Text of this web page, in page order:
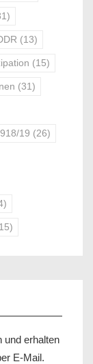
(13)
(15)
(31)
19 (26)
und erhalten
E-Mail.